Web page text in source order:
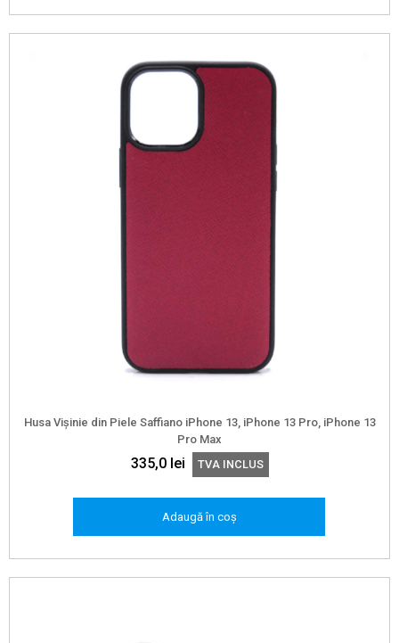
Husa Vișinie din Piele Saffiano iPhone 13, iPhone 13 Pro, iPhone 13
Pro Max
335,0 lei TVA INCLUS
Adaugă în coș